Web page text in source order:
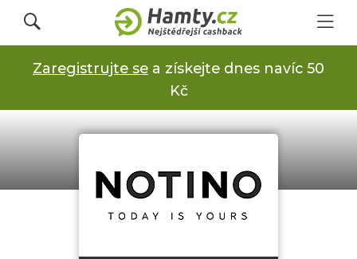
Přihlásit se
Registrovat
Obchody
Zaregistrujte se a získejte dnes navíc 50
Kč